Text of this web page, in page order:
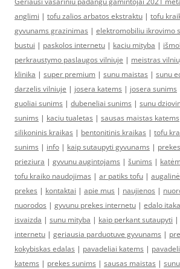
anglimi | tofu zalios arbatos ekstraktu | tofu
gyvunams grazinimas | elektromobiliu ikrovimo
bustui | paskolos internetu | kaciu mityba |
perkraustymo paslaugos vilniuje | meistras
klinika | super premium | sunu maistas | sunu
darzelis vilniuje | josera katems | josera sunims
guoliai sunims | dubeneliai sunims | sunu
sunims | kaciu tualetas | sausas maistas katems
silikoninis kraikas | bentonitinis kraikas | tofu
sunims | info | kaip sutaupyti gyvunams |
prieziura | gyvunu augintojams | šunims |
tofu kraiko naudojimas | ar patiks tofu |
prekes | kontaktai | apie mus | naujienos |
nuorodos | gyvunu prekes internetu | edalo itaka
isvaizda | sunu mityba | kaip perkant sutaupyti |
internetu | geriausia parduotuve gyvunams |
kokybiskas edalas | pavadeliai katems |
katems | prekes sunims | sausas maistas |